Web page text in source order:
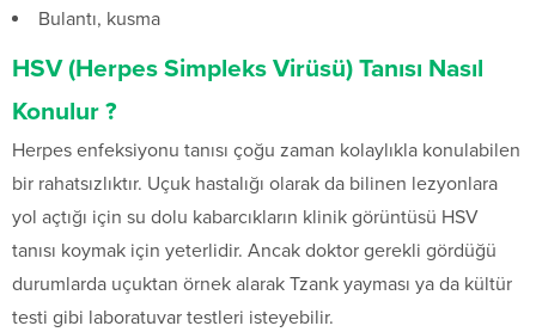
Bulantı, kusma
HSV (Herpes Simpleks Virüsü) Tanısı Nasıl
Konulur ?
Herpes enfeksiyonu tanısı çoğu zaman kolaylıkla konulabilen
bir rahatsızlıktır. Uçuk hastalığı olarak da bilinen lezyonlara
yol açtığı için su dolu kabarcıkların klinik görüntüsü HSV
tanısı koymak için yeterlidir. Ancak doktor gerekli gördüğü
durumlarda uçuktan örnek alarak Tzank yayması ya da kültür
testi gibi laboratuvar testleri isteyebilir.